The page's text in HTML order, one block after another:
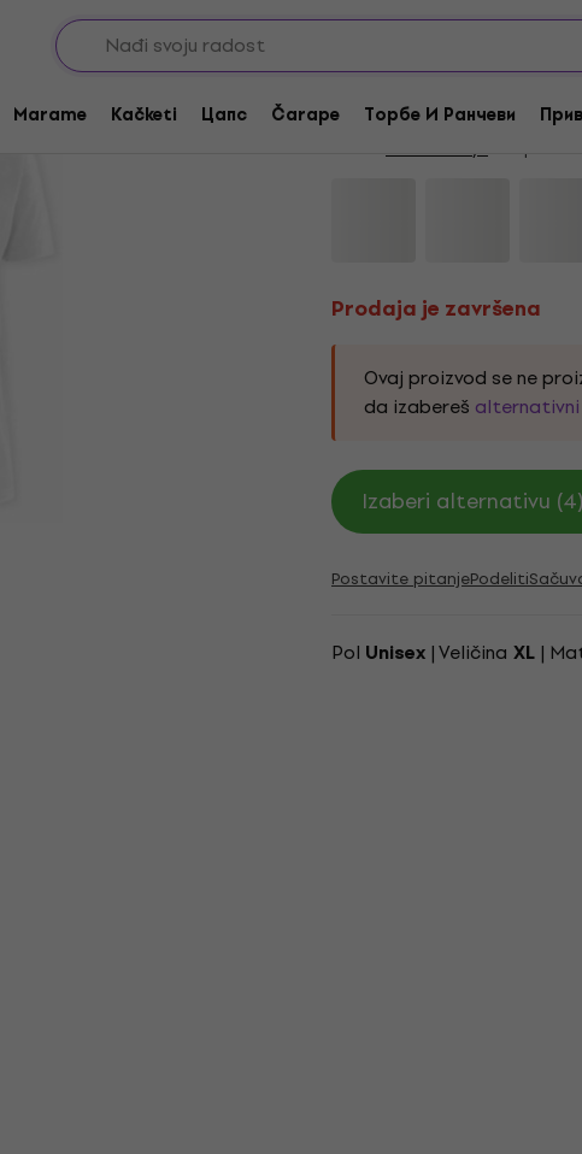
Marame Kačketi Цапс Čarape Торбе И Ранчеви
Prodaja je završena
Beastie Boys Check
Beastie Boys Kod
Prodaja je završena
Ovaj proizvod se ne
da izabereš
Izaberi alternativu (4)
Postavite pitanjePodeliti
Pol Unisex | Veličina XL |